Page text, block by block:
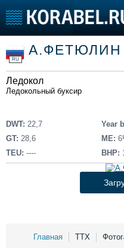
Тип судна
Добавить судно
Добавить проект
Последние 100
Пульс
Новости
Компании
Репутация
RU
А.ФЕТЮЛИН
Ледокол
Ледокольный буксир
DWT: 22,7
GT: 28,6
TEU: ----
Year
ME:
BHP:
Главная ТТХ